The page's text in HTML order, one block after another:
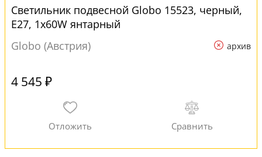
Светильник подвесной Globo 15523, черный,
E27, 1x60W янтарный
Globo (Австрия)
архив
4 545 ₽